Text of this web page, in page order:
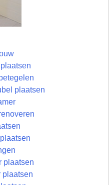
plaatsen
plaatsen
plaatsen